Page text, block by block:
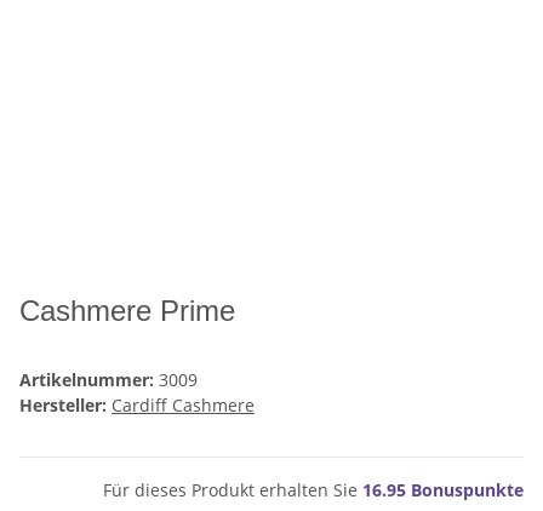
Cashmere Prime
Artikelnummer: 3009
Hersteller: Cardiff Cashmere
Für dieses Produkt erhalten Sie 16.95 Bonuspunkte